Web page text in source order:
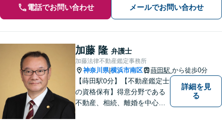
電話でお問い合わせ メールでお問い合わせ
加藤 隆 弁護士
加藤法律不動産鑑定事務所
神奈川県|横浜市南区 蒔田駅 から徒歩0分
【蒔田駅0分】【不動産鑑定士
の資格保有】得意分野である
不動産、相続、離婚を中心に
詳細を見
る